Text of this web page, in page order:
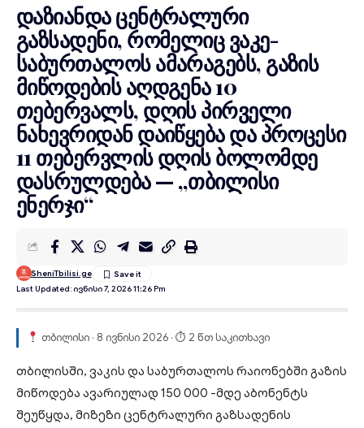
დაზიანდა ცენტრალური
გაზსადენი, რომელიც ვაკე-
საბურთალოს ამარაგებს, გაზის
მიწოდების აღდგენა 10
თებერვალს, დღის პირველი
ნახევრიდან დაიწყება და პროცესი
11 თებერვლის დღის ბოლომდე
დასრულდება — „თბილისი
ენერჯი“
Last Updated: Ივნისი 7, 2026 11:26 Pm
SheniTbilisi.ge
თბილისი · 8 ივნისი 2026 · ⏱ 2 წთ საკითხავი
თბილისში, ვაკის და საბურთალოს რაიონებში გაზის
მიწოდება ავარიულად 150 000 -მდე აბონენტს
შეუწყდა, მიზეზი ცენტრალური გაზსადენის